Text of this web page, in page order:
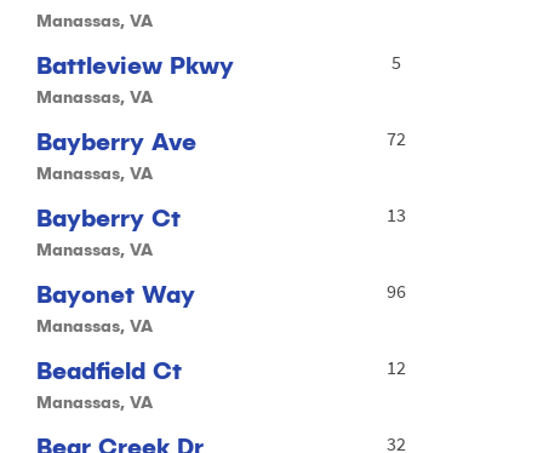
Manassas, VA
Battleview Pkwy
Manassas, VA
5
Bayberry Ave
Manassas, VA
72
Bayberry Ct
Manassas, VA
13
Bayonet Way
Manassas, VA
96
Beadfield Ct
Manassas, VA
12
Bear Creek Dr 32